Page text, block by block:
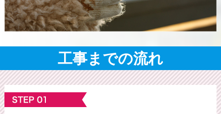
工事までの流れ